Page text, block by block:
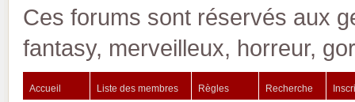
Ces forums sont réservés aux
fantasy, merveilleux, horreur,
Accueil Liste des membres Règles Recherche